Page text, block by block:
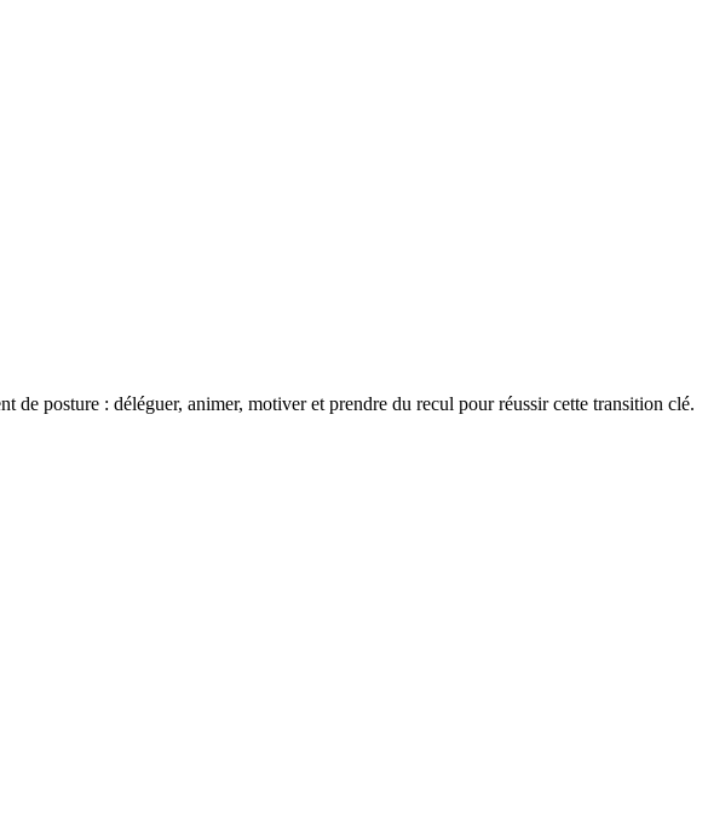
posture : déléguer, animer, motiver et prendre du recul pour réussir cette transition clé.